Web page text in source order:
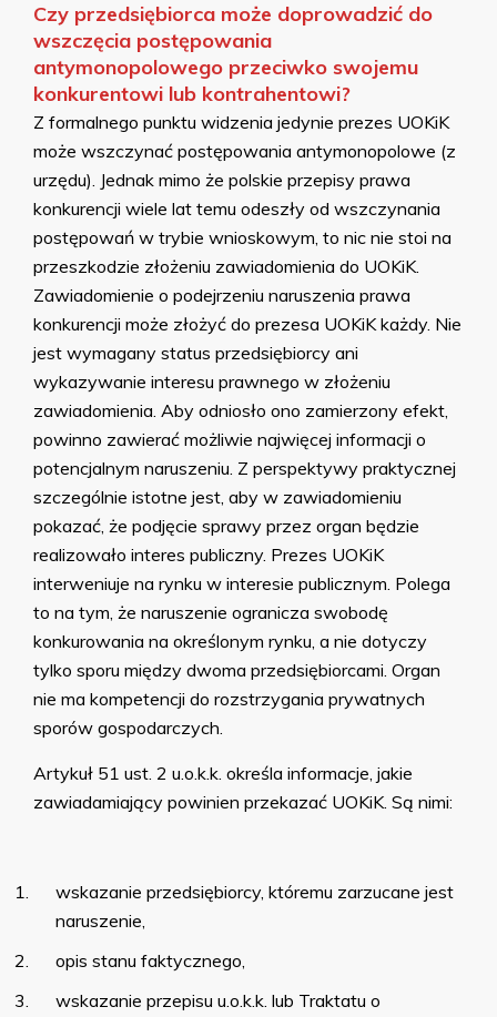
Czy przedsiębiorca może doprowadzić do
wszczęcia postępowania
antymonopolowego przeciwko swojemu
konkurentowi lub kontrahentowi?
Z formalnego punktu widzenia jedynie prezes UOKiK
może wszczynać postępowania antymonopolowe (z
urzędu). Jednak mimo że polskie przepisy prawa
konkurencji wiele lat temu odeszły od wszczynania
postępowań w trybie wnioskowym, to nic nie stoi na
przeszkodzie złożeniu zawiadomienia do UOKiK.
Zawiadomienie o podejrzeniu naruszenia prawa
konkurencji może złożyć do prezesa UOKiK każdy. Nie
jest wymagany status przedsiębiorcy ani
wykazywanie interesu prawnego w złożeniu
zawiadomienia. Aby odniosło ono zamierzony efekt,
powinno zawierać możliwie najwięcej informacji o
potencjalnym naruszeniu. Z perspektywy praktycznej
szczególnie istotne jest, aby w zawiadomieniu
pokazać, że podjęcie sprawy przez organ będzie
realizowało interes publiczny. Prezes UOKiK
interweniuje na rynku w interesie publicznym. Polega
to na tym, że naruszenie ogranicza swobodę
konkurowania na określonym rynku, a nie dotyczy
tylko sporu między dwoma przedsiębiorcami. Organ
nie ma kompetencji do rozstrzygania prywatnych
sporów gospodarczych.
Artykuł 51 ust. 2 u.o.k.k. określa informacje, jakie
zawiadamiający powinien przekazać UOKiK. Są nimi:
wskazanie przedsiębiorcy, któremu zarzucane jest
naruszenie,
opis stanu faktycznego,
wskazanie przepisu u.o.k.k. lub Traktatu o